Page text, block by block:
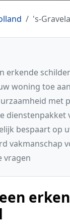
's-
erkende
woning toe
met
dienstenpakket
bespaart op
vakmanschap
vragen